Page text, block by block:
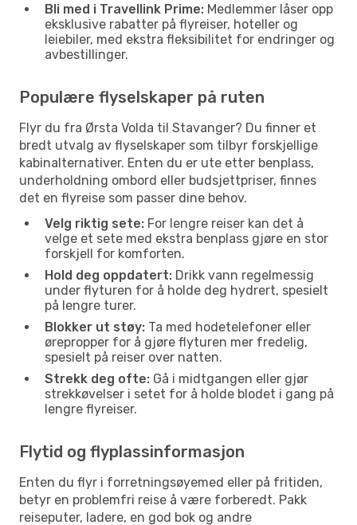
Bli med i Travellink Prime: Medlemmer låser opp
eksklusive rabatter på flyreiser, hoteller og
leiebiler, med ekstra fleksibilitet for endringer og
avbestillinger.
Populære flyselskaper på ruten
Flyr du fra Ørsta Volda til Stavanger? Du finner et
bredt utvalg av flyselskaper som tilbyr forskjellige
kabinalternativer. Enten du er ute etter benplass,
underholdning ombord eller budsjettpriser, finnes
det en flyreise som passer dine behov.
Velg riktig sete: For lengre reiser kan det å
velge et sete med ekstra benplass gjøre en stor
forskjell for komforten.
Hold deg oppdatert: Drikk vann regelmessig
under flyturen for å holde deg hydrert, spesielt
på lengre turer.
Blokker ut støy: Ta med hodetelefoner eller
ørepropper for å gjøre flyturen mer fredelig,
spesielt på reiser over natten.
Strekk deg ofte: Gå i midtgangen eller gjør
strekkøvelser i setet for å holde blodet i gang på
lengre flyreiser.
Flytid og flyplassinformasjon
Enten du flyr i forretningsøyemed eller på fritiden,
betyr en problemfri reise å være forberedt. Pakk
reiseputer, ladere, en god bok og andre